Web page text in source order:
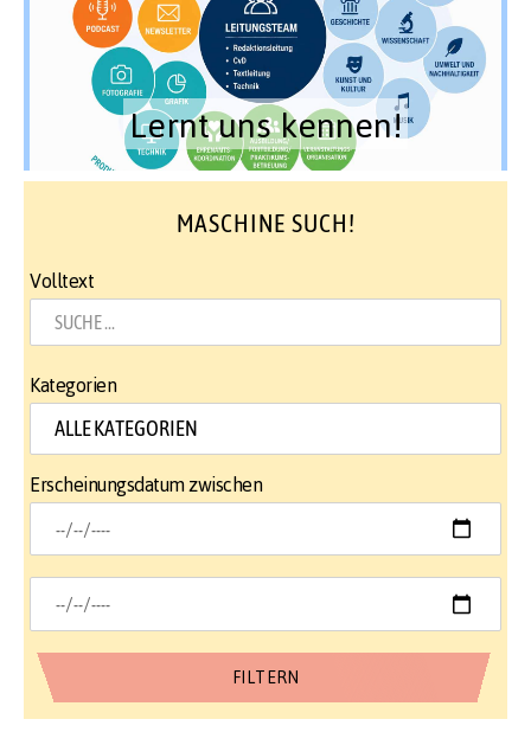
Lernt uns kennen!
MASCHINE SUCH!
Volltext
Kategorien
Erscheinungsdatum zwischen